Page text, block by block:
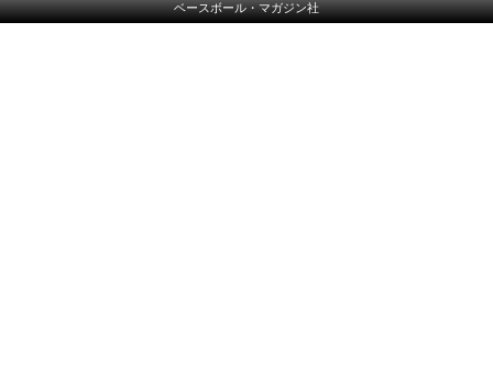
ベースボール・マガジン社